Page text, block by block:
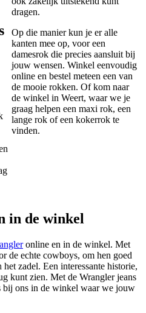
dragen.
Op die manier kun je er alle
kanten mee op, voor een
damesrok die precies aansluit bij
jouw wensen. Winkel eenvoudig
online en bestel meteen een van
de mooie rokken. Of kom naar
de winkel in Weert, waar we je
graag helpen een maxi rok, een
lange rok of een kokerrok te
vinden.
in de winkel
online en in de winkel. Met
de echte cowboys, om hen goed
zadel. Een interessante historie,
kunt zien. Met de Wrangler jeans
bij ons in de winkel waar we jouw